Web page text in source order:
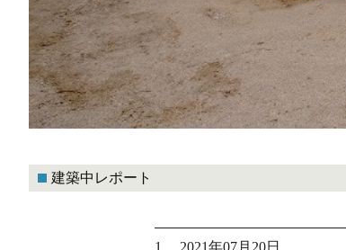
建築中レポート